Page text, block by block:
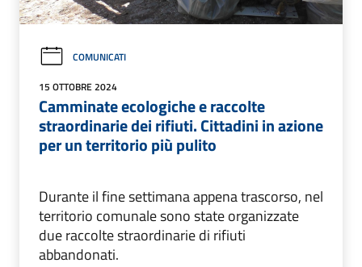
COMUNICATI
15 OTTOBRE 2024
Camminate ecologiche e raccolte
straordinarie dei rifiuti. Cittadini in azione
per un territorio più pulito
Durante il fine settimana appena trascorso, nel
territorio comunale sono state organizzate
due raccolte straordinarie di rifiuti
abbandonati.